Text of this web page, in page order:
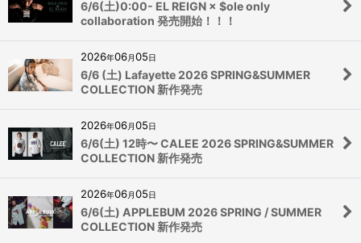
6/6(土)0:00- EL REIGN × $ole only
collaboration 発売開始！！！
2026年06月05日
6/6 (土) Lafayette 2026 SPRING&SUMMER
COLLECTION 新作発売
2026年06月05日
6/6(土) 12時〜 CALEE 2026 SPRING&SUMMER
COLLECTION 新作発売
2026年06月05日
6/6(土) APPLEBUM 2026 SPRING / SUMMER
COLLECTION 新作発売